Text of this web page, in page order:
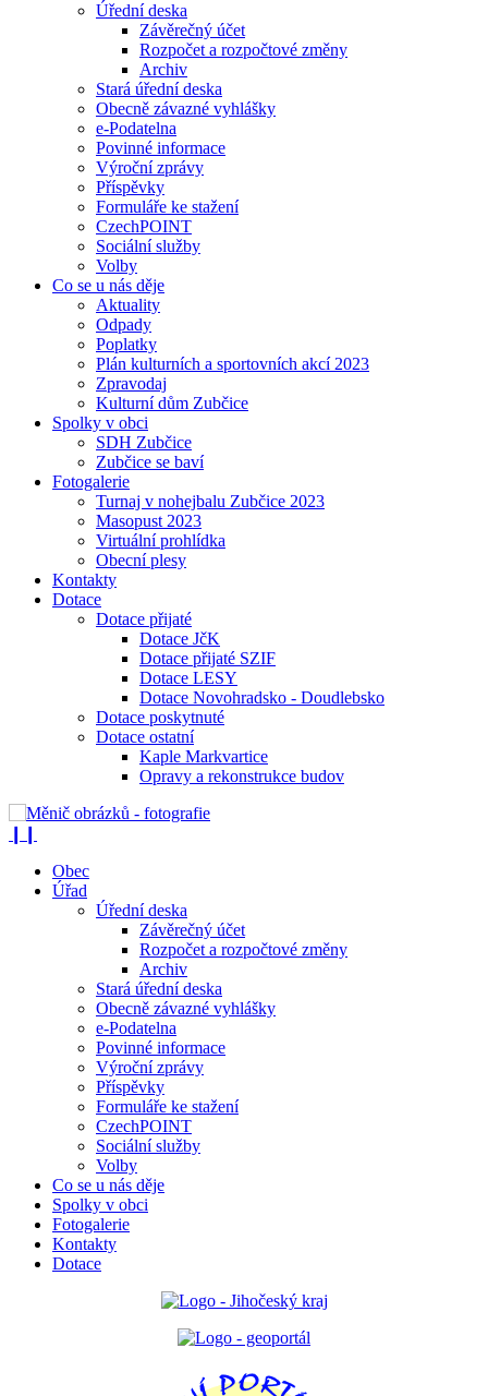
Úřední deska
Závěrečný účet
Rozpočet a rozpočtové změny
Archiv
Stará úřední deska
Obecně závazné vyhlášky
e-Podatelna
Povinné informace
Výroční zprávy
Příspěvky
Formuláře ke stažení
CzechPOINT
Sociální služby
Volby
Co se u nás děje
Aktuality
Odpady
Poplatky
Plán kulturních a sportovních akcí 2023
Zpravodaj
Kulturní dům Zubčice
Spolky v obci
SDH Zubčice
Zubčice se baví
Fotogalerie
Turnaj v nohejbalu Zubčice 2023
Masopust 2023
Virtuální prohlídka
Obecní plesy
Kontakty
Dotace
Dotace přijaté
Dotace JčK
Dotace přijaté SZIF
Dotace LESY
Dotace Novohradsko - Doudlebsko
Dotace poskytnuté
Dotace ostatní
Kaple Markvartice
Opravy a rekonstrukce budov
Obec
Úřad
Úřední deska
Závěrečný účet
Rozpočet a rozpočtové změny
Archiv
Stará úřední deska
Obecně závazné vyhlášky
e-Podatelna
Povinné informace
Výroční zprávy
Příspěvky
Formuláře ke stažení
CzechPOINT
Sociální služby
Volby
Co se u nás děje
Spolky v obci
Fotogalerie
Kontakty
Dotace